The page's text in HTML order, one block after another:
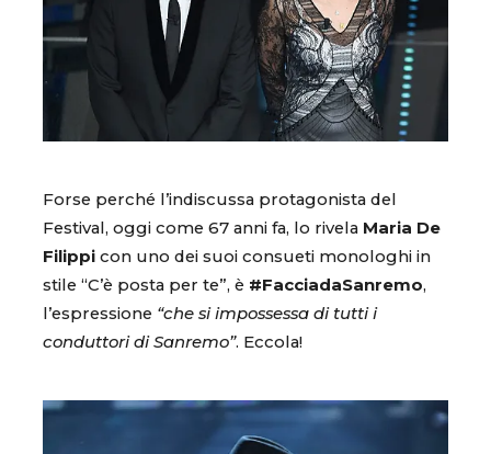
Forse perché l’indiscussa protagonista del
Festival, oggi come 67 anni fa, lo rivela Maria De
Filippi con uno dei suoi consueti monologhi in
stile “C’è posta per te”, è #FacciadaSanremo,
l’espressione “che si impossessa di tutti i
conduttori di Sanremo”. Eccola!